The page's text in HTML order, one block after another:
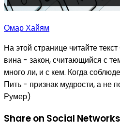
Омар Хайям
На этой странице читайте
вина - закон, считающийся с
много ли, и с кем. Когда
Пить - признак мудрости, а не
Румер)
Share on Social